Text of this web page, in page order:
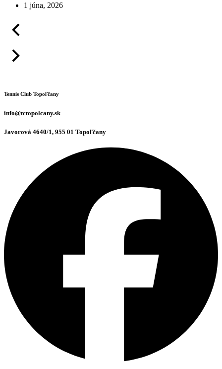
1 júna, 2026
Tennis Club Topoľčany
info@tctopolcany.sk
Javorová 4640/1, 955 01 Topoľčany